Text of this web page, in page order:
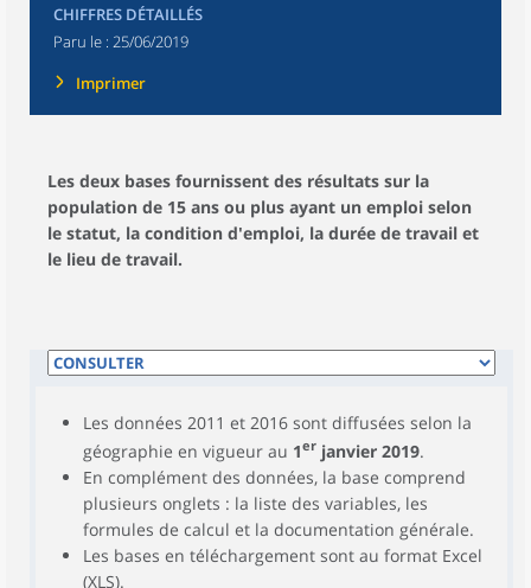
CHIFFRES DÉTAILLÉS
Paru le : 25/06/2019
Imprimer
Les deux bases fournissent des résultats sur la
population de 15 ans ou plus ayant un emploi selon
le statut, la condition d'emploi, la durée de travail et
le lieu de travail.
Les données 2011 et 2016 sont diffusées selon la
géographie en vigueur au 1er janvier 2019.
En complément des données, la base comprend
plusieurs onglets : la liste des variables, les
formules de calcul et la documentation générale.
Les bases en téléchargement sont au format Excel
(XLS).